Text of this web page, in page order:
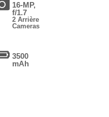
16-MP,
f/1.7
2 Arrière
Cameras
3500
mAh